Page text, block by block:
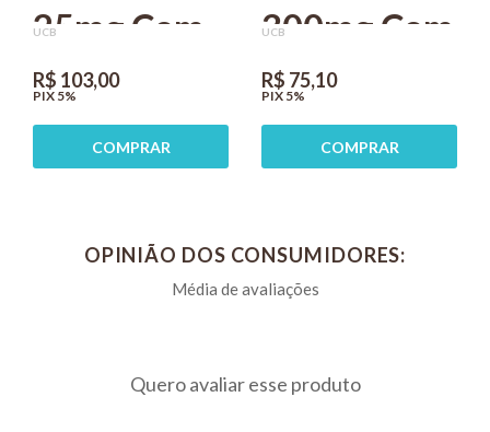
25mg Com
50
Comprimidos
Para Cães
UCB
R$ 103,00
PIX 5%
COMPRAR
300mg Com
14
Comprimidos
Para Cães
UCB
R$ 75,10
PIX 5%
COMPRAR
OPINIÃO DOS CONSUMIDORES: